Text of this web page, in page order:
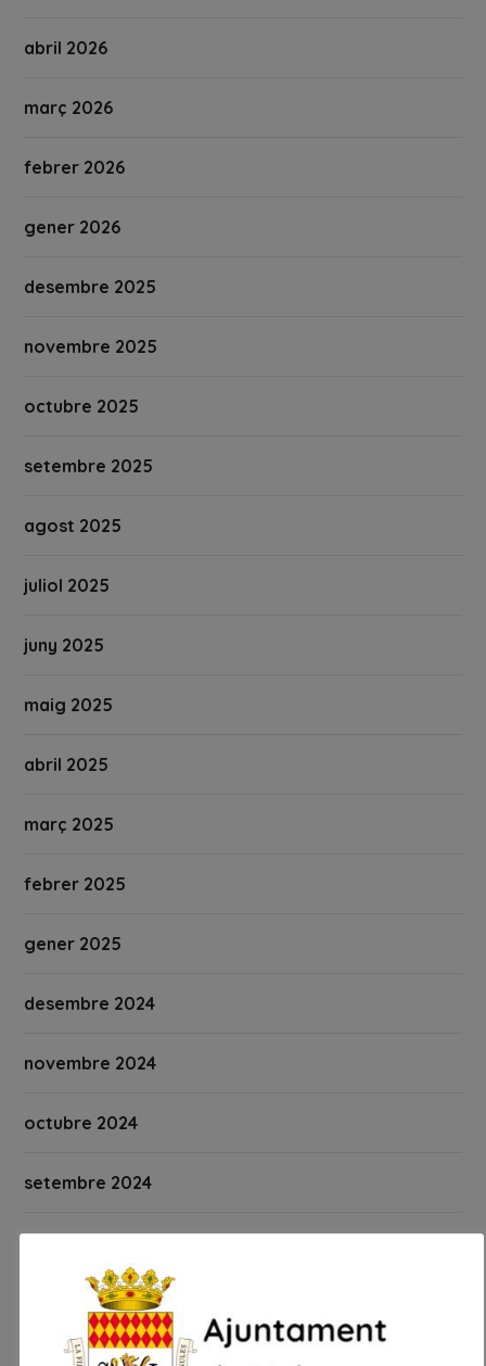
abril 2026
març 2026
febrer 2026
gener 2026
desembre 2025
novembre 2025
octubre 2025
setembre 2025
agost 2025
juliol 2025
juny 2025
maig 2025
abril 2025
març 2025
febrer 2025
gener 2025
desembre 2024
novembre 2024
octubre 2024
setembre 2024
juliol 2024
juny 2024